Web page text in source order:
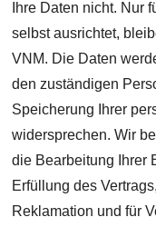
Ihre Daten nicht. Nur
selbst ausrichtet,
VNM. Die Daten
den zuständigen
Speicherung Ihrer
widersprechen. Wir
die Bearbeitung Ihrer
Erfüllung des
Reklamation und für